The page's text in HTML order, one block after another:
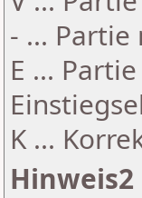
- ...
E ...
K ...
Hinweis2